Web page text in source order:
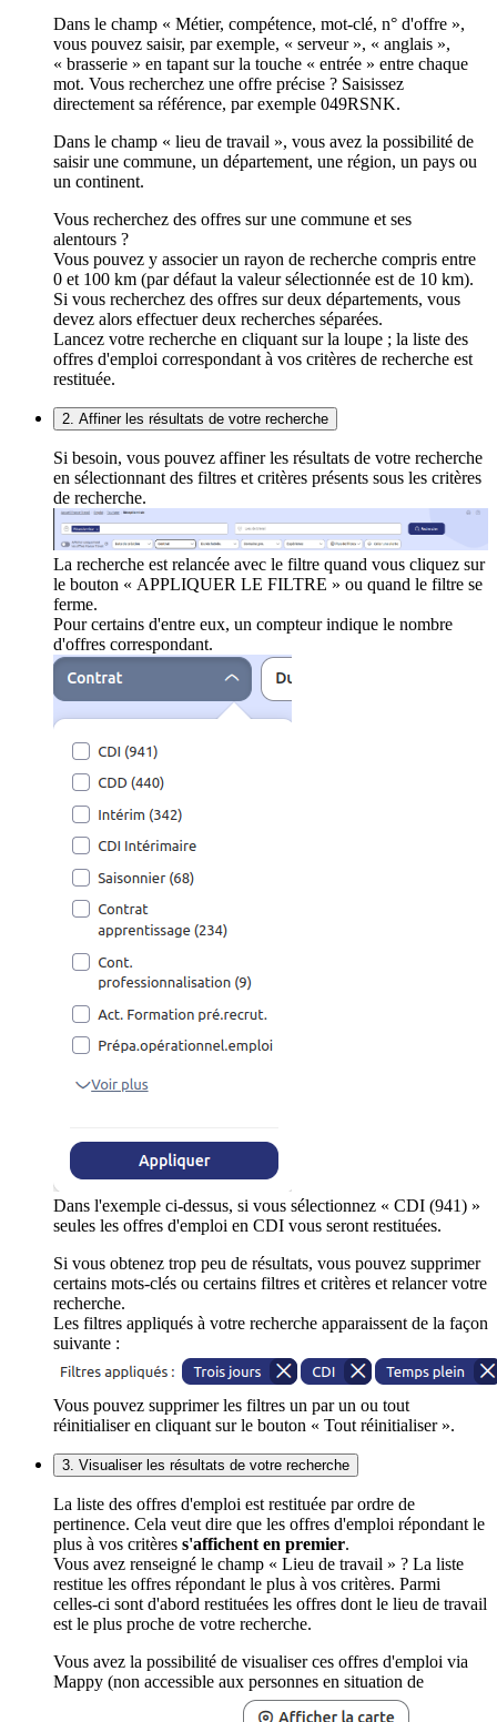
Dans le champ « Métier, compétence, mot-clé, n° d'offre »,
vous pouvez saisir, par exemple, « serveur », « anglais »,
« brasserie » en tapant sur la touche « entrée » entre chaque
mot. Vous recherchez une offre précise ? Saisissez
directement sa référence, par exemple 049RSNK.
Dans le champ « lieu de travail », vous avez la possibilité de
saisir une commune, un département, une région, un pays ou
un continent.
Vous recherchez des offres sur une commune et ses
alentours ?
Vous pouvez y associer un rayon de recherche compris entre
0 et 100 km (par défaut la valeur sélectionnée est de 10 km).
Si vous recherchez des offres sur deux départements, vous
devez alors effectuer deux recherches séparées.
Lancez votre recherche en cliquant sur la loupe ; la liste des
offres d'emploi correspondant à vos critères de recherche est
restituée.
2. Affiner les résultats de votre recherche
Si besoin, vous pouvez affiner les résultats de votre recherche
en sélectionnant des filtres et critères présents sous les critères
de recherche.
La recherche est relancée avec le filtre quand vous cliquez sur
le bouton « APPLIQUER LE FILTRE » ou quand le filtre se
ferme.
Pour certains d'entre eux, un compteur indique le nombre
d'offres correspondant.
Dans l'exemple ci-dessus, si vous sélectionnez « CDI (941) »
seules les offres d'emploi en CDI vous seront restituées.
Si vous obtenez trop peu de résultats, vous pouvez supprimer
certains mots-clés ou certains filtres et critères et relancer votre
recherche.
Les filtres appliqués à votre recherche apparaissent de la façon
suivante :
Vous pouvez supprimer les filtres un par un ou tout
réinitialiser en cliquant sur le bouton « Tout réinitialiser ».
3. Visualiser les résultats de votre recherche
La liste des offres d'emploi est restituée par ordre de
pertinence. Cela veut dire que les offres d'emploi répondant le
plus à vos critères s'affichent en premier.
Vous avez renseigné le champ « Lieu de travail » ? La liste
restitue les offres répondant le plus à vos critères. Parmi
celles-ci sont d'abord restituées les offres dont le lieu de travail
est le plus proche de votre recherche.
Vous avez la possibilité de visualiser ces offres d'emploi via
Mappy (non accessible aux personnes en situation de